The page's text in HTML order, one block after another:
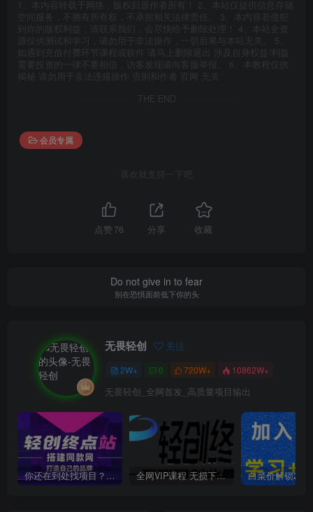
1、本内容转载于网络，版权归原作者所有！ 2、本站仅提供信息存储
空间服务，不拥有所有权，不承担相关法律责任。 3、本内容若侵犯
到你的版权利益，请联系我们，会尽快给予删除处理！ 4、本站全资
源仅供测试和学习，请勿用于非法操作，一切后果与本站无关。 5、
如遇到充值付费环节课程或软件 请马上删除退出 涉及自身权益/利益
需要投资的一律不要相信，访客发现请向客服举报。 6、本教程仅供
揭秘 请勿用于非法违规操作 否则和作者 官网 无关
THE END
会员专属
喜欢就支持一下吧
点赞 76 分享 收藏
Do not give in to fear
别在恐惧面前低下你的头
无畏轻创 关注
2W+ 0 720W+ 10862W+
无畏轻创_全网首发_高质量项目输出
你还在到处找项目？还在当韭菜？我靠卖项目一个月收入5万+，曾经我也是个失败者。 全网VIP课程 无损下载~